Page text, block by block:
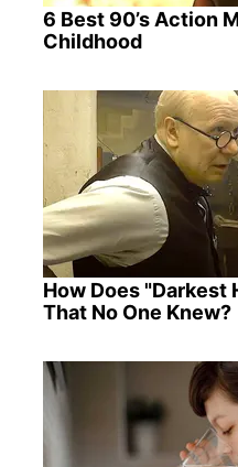
6 Best 90’s Action
Childhood
How Does "Darkest
That No One Knew?